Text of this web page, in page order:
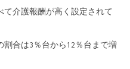
介護報酬が高く設定されて
合は3％台から12％台まで増